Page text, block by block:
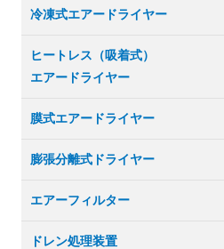
冷凍式エアードライヤー
ヒートレス（吸着式）
エアードライヤー
膜式エアードライヤー
膨張分離式ドライヤー
エアーフィルター
ドレン処理装置